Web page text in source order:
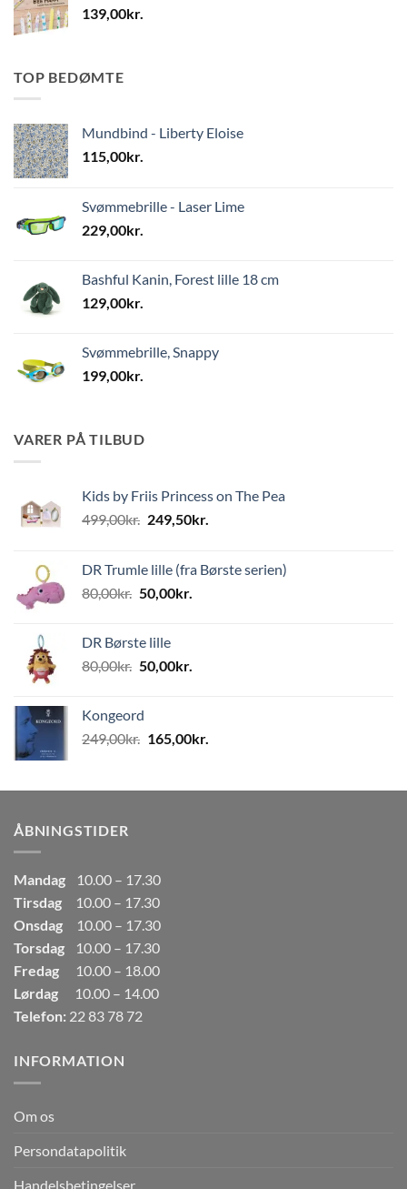
139,00kr.
TOP BEDØMTE
Mundbind - Liberty Eloise
115,00kr.
Svømmebrille - Laser Lime
229,00kr.
Bashful Kanin, Forest lille 18 cm
129,00kr.
Svømmebrille, Snappy
199,00kr.
VARER PÅ TILBUD
Kids by Friis Princess on The Pea
499,00kr. Den
var:
499,00kr..
249,50kr.
er:
DR Trumle lille (fra Børste serien)
80,00kr. Den
var:
80,00kr..
50,00kr.
50,00kr..
DR Børste lille
80,00kr. Den
var:
80,00kr..
50,00kr.
50,00kr..
Kongeord
249,00kr. Den
var:
165,00kr.
er:
ÅBNINGSTIDER
Mandag
10.00 – 17.30
Tirsdag
10.00 – 17.30
Onsdag
10.00 – 17.30
Torsdag
10.00 – 17.30
Fredag
10.00 – 18.00
Lørdag
10.00 – 14.00
Telefon: 22 83 78 72
INFORMATION
Om os
Persondatapolitik
Handelsbetingelser